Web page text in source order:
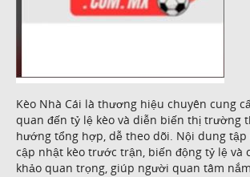
Kèo Nhà Cái là thương hiệu chuyên cung
quan đến tỷ lệ kèo và diễn biến thị trường
hướng tổng hợp, dễ theo dõi. Nội dung tập
cập nhật kèo trước trận, biến động tỷ lệ và
khảo quan trọng, giúp người quan tâm